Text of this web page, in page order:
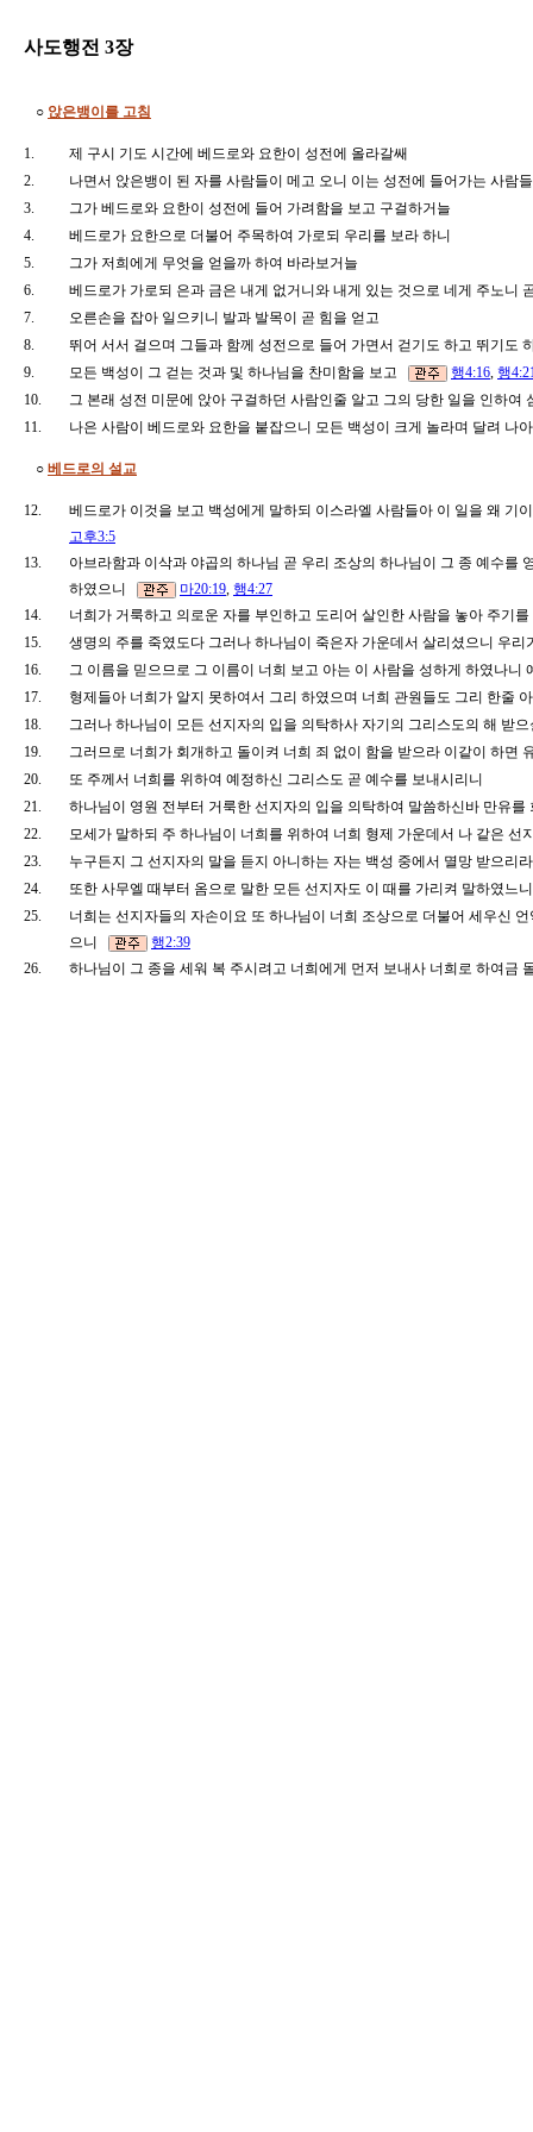
사도행전 3장
○ 앉은뱅이를 고침
1.
제 구시 기도 시간에 베드로와 요한이 성전에 올라갈쌔
2.
나면서 앉은뱅이 된 자를 사람들이 메고 오니 이는 성전에 들어가는 사
3.
그가 베드로와 요한이 성전에 들어 가려함을 보고 구걸하거늘
4.
베드로가 요한으로 더불어 주목하여 가로되 우리를 보라 하니
5.
그가 저희에게 무엇을 얻을까 하여 바라보거늘
6.
베드로가 가로되 은과 금은 내게 없거니와 내게 있는 것으로 네게 주노
7.
오른손을 잡아 일으키니 발과 발목이 곧 힘을 얻고
8.
뛰어 서서 걸으며 그들과 함께 성전으로 들어 가면서 걷기도 하고 뛰기도
9.
모든 백성이 그 걷는 것과 및 하나님을 찬미함을 보고 행4:16, 행
10.
그 본래 성전 미문에 앉아 구걸하던 사람인줄 알고 그의 당한 일을 인하
11.
나은 사람이 베드로와 요한을 붙잡으니 모든 백성이 크게 놀라며 달려
○ 베드로의 설교
12.
베드로가 이것을 보고 백성에게 말하되 이스라엘 사람들아 이 일을 왜
고후3:5
13.
아브라함과 이삭과 야곱의 하나님 곧 우리 조상의 하나님이 그 종 예수를
하였으니
마20:19, 행4:27
14.
너희가 거룩하고 의로운 자를 부인하고 도리어 살인한 사람을 놓아 주기
15.
생명의 주를 죽였도다 그러나 하나님이 죽은자 가운데서 살리셨으니 우
16.
그 이름을 믿으므로 그 이름이 너희 보고 아는 이 사람을 성하게 하였나
17.
형제들아 너희가 알지 못하여서 그리 하였으며 너희 관원들도 그리 한줄
18.
그러나 하나님이 모든 선지자의 입을 의탁하사 자기의 그리스도의 해 받
19.
그러므로 너희가 회개하고 돌이켜 너희 죄 없이 함을 받으라 이같이 하
20.
또 주께서 너희를 위하여 예정하신 그리스도 곧 예수를 보내시리니
21.
하나님이 영원 전부터 거룩한 선지자의 입을 의탁하여 말씀하신바 만유
22.
모세가 말하되 주 하나님이 너희를 위하여 너희 형제 가운데서 나 같은
23.
누구든지 그 선지자의 말을 듣지 아니하는 자는 백성 중에서 멸망 받으리
24.
또한 사무엘 때부터 옴으로 말한 모든 선지자도 이 때를 가리켜 말하였느
25.
너희는 선지자들의 자손이요 또 하나님이 너희 조상으로 더불어 세우신
으니
행2:39
26.
하나님이 그 종을 세워 복 주시려고 너희에게 먼저 보내사 너희로 하여